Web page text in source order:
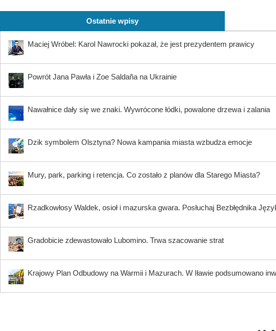
Ostatnie wpisy
Maciej Wróbel: Karol Nawrocki pokazał, że jest prezydentem prawicy
Powrót Jana Pawła i Zoe Saldaña na Ukrainie
Nawałnice dały się we znaki. Wywrócone łódki, powalone drzewa i zalania
Dzik symbolem Olsztyna? Nowa kampania miasta wzbudza emocje
Mury, park, parking i retencja. Co zostało z planów dla Starego Miasta?
Rzadkowłosy Waldek, osioł i mazurska gwara. Posłuchaj Bezbłędnika
Gradobicie zdewastowało Lubomino. Trwa szacowanie strat
Krajowy Plan Odbudowy na Warmii i Mazurach. W Iławie podsumowano